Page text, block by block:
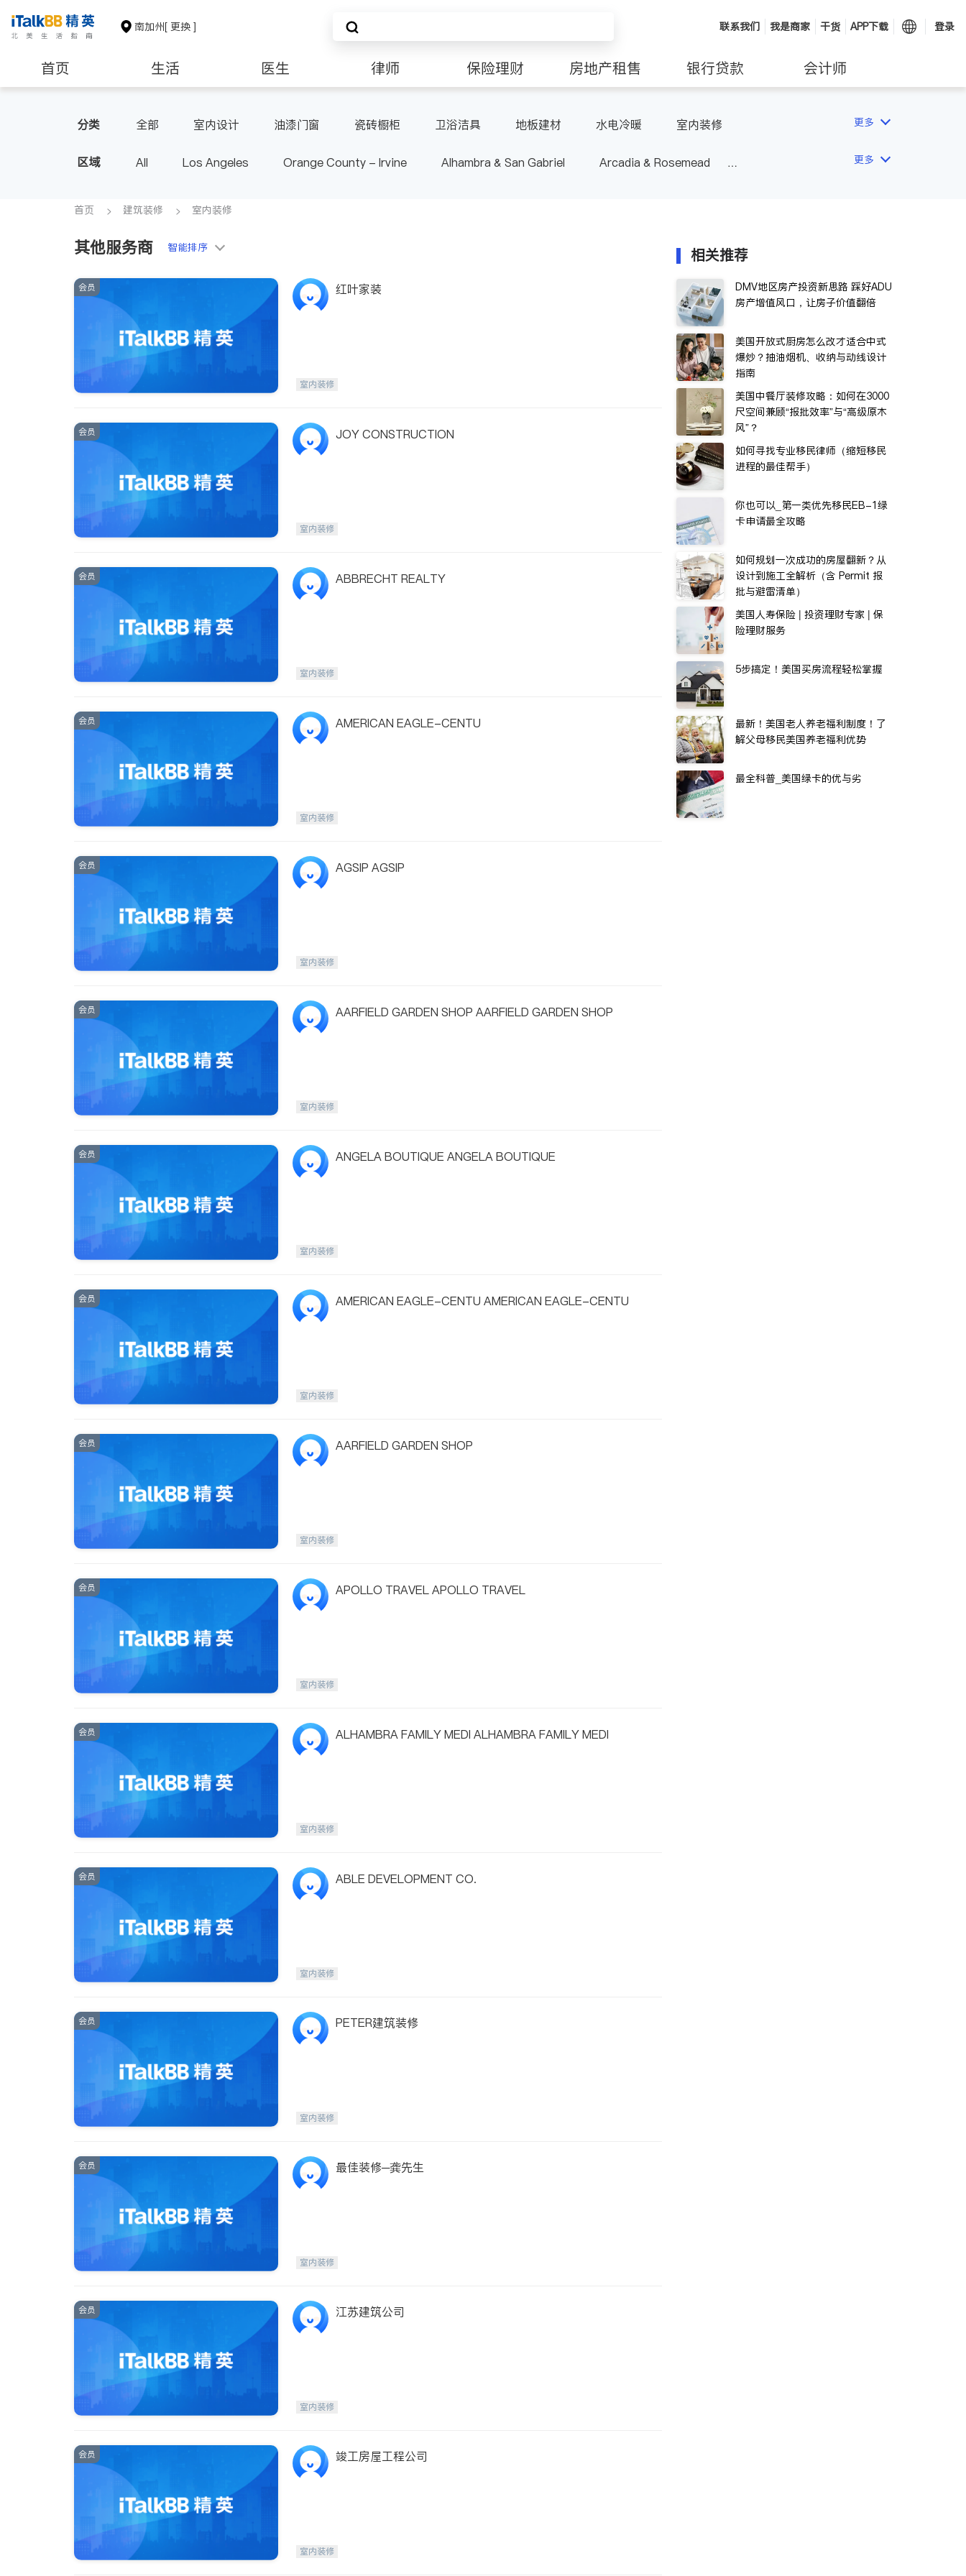
南加州[ 更换 ] 联系我们 我是商家 干货 APP下载 登录
首页 生活 医生 律师 保险理财 房地产租售 银行贷款 会计师
分类 全部 室内设计 油漆门窗 瓷砖橱柜 卫浴洁具 地板建材 水电冷暖 室内装修 更多
区域 All Los Angeles Orange County - Irvine Alhambra & San Gabriel
Arcadia & Rosemead
Inyo & San Bernardino
更多
首页 建筑装修 室内装修
其他服务商 智能排序
会员 红叶家装
室内装修
会员 JOY CONSTRUCTION
室内装修
会员 ABBRECHT REALTY
室内装修
会员 AMERICAN EAGLE-CENTU
室内装修
会员 AGSIP AGSIP
室内装修
会员 AARFIELD GARDEN SHOP AARFIELD GARDEN SHOP
室内装修
会员 ANGELA BOUTIQUE ANGELA BOUTIQUE
室内装修
会员 AMERICAN EAGLE-CENTU AMERICAN EAGLE-CENTU
室内装修
会员 AARFIELD GARDEN SHOP
室内装修
会员 APOLLO TRAVEL APOLLO TRAVEL
室内装修
会员 ALHAMBRA FAMILY MEDI ALHAMBRA FAMILY MEDI
室内装修
会员 ABLE DEVELOPMENT CO.
室内装修
会员 PETER建筑装修
室内装修
会员 最佳装修─龚先生
室内装修
会员 江苏建筑公司
室内装修
会员 竣工房屋工程公司
室内装修
相关推荐
DMV地区房产投资新思路 踩好ADU
房产增值风口，让房子价值翻倍
美国开放式厨房怎么改才适合中式
爆炒？抽油烟机、收纳与动线设计
指南
美国中餐厅装修攻略：如何在3000
尺空间兼顾“报批效率”与“高级原木
风”？
如何寻找专业移民律师（缩短移民
进程的最佳帮手）
你也可以_第一类优先移民EB-1绿
卡申请最全攻略
如何规划一次成功的房屋翻新？从
设计到施工全解析（含 Permit 报
批与避雷清单）
美国人寿保险 | 投资理财专家 | 保
险理财服务
5步搞定！美国买房流程轻松掌握
最新！美国老人养老福利制度！了
解父母移民美国养老福利优势
最全科普_美国绿卡的优与劣